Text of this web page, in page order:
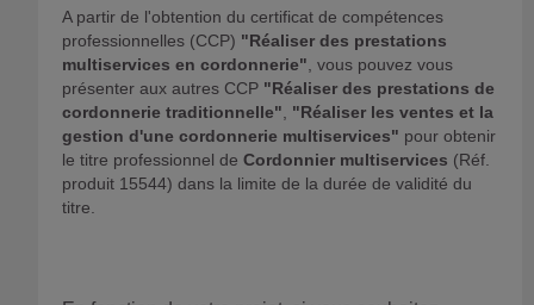
A partir de l'obtention du certificat de compétences
professionnelles (CCP) "Réaliser des prestations
multiservices en cordonnerie" , vous pouvez vous
présenter aux autres CCP "Réaliser des prestations de
cordonnerie traditionnelle"
"Réaliser les ventes et la
gestion d'une cordonnerie multiservices" pour obtenir
le titre professionnel de Cordonnier multiservices (Réf.
produit 15544) dans la limite de la durée de validité du
titre.